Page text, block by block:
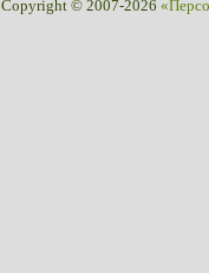
Copyright © 2007-2026